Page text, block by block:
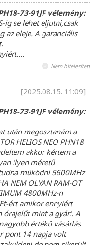
73-91JF vélemény:
ig se lehet eljutni,csak
az eleje. A garanciális
Nem hitelesített
[2025.08.15. 11:09]
73-91JF vélemény:
után megosztanám a
HELIOS NEO PHN18
akkor kértem a
ilyen méretű
működni 5600MHz
NEM OLYAN RAM-OT
4800MHz-n
ért amikor ennyiért
órajelűt mint a gyári. A
értékű vásárlás
pont 14 napja volt